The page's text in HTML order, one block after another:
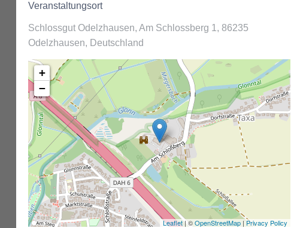
Veranstaltungsort
Schlossgut Odelzhausen, Am Schlossberg 1, 86235
Odelzhausen, Deutschland
+
−
Leaflet| ©OpenStreetMap|Privacy Policy